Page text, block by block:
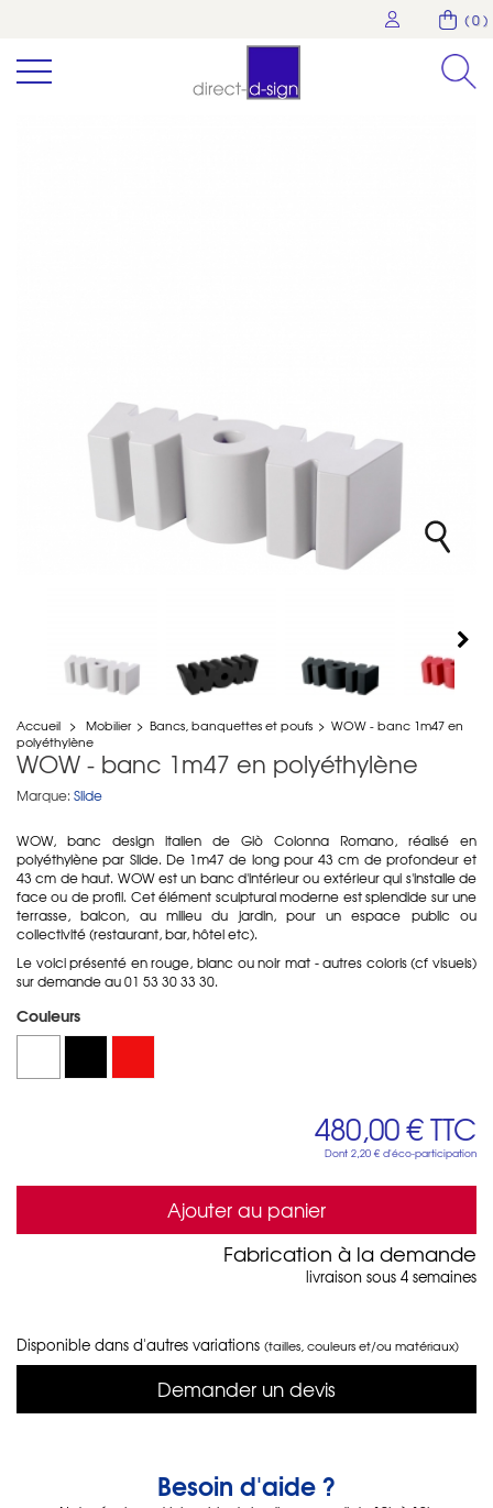
( 0 )
Accueil > Mobilier > Bancs, banquettes et poufs > WOW - banc 1m47 en
polyéthylène
WOW - banc 1m47 en polyéthylène
Marque: Slide
WOW, banc design italien de Giò Colonna Romano, réalisé en
polyéthylène par Slide. De 1m47 de long pour 43 cm de profondeur et
43 cm de haut. WOW est un banc d'intérieur ou extérieur qui s'installe de
face ou de profil. Cet élément sculptural moderne est splendide sur une
terrasse, balcon, au milieu du jardin, pour un espace public ou
collectivité (restaurant, bar, hôtel etc).
Le voici présenté en rouge, blanc ou noir mat - autres coloris (cf visuels)
sur demande au 01 53 30 33 30.
Couleurs
480,00 €TTC
Dont 2,20 € d'éco-participation
Ajouter au panier
Fabrication à la demande
livraison sous 4 semaines
Disponible dans d'autres variations (tailles, couleurs et/ou matériaux)
Demander un devis
Besoin d'aide ?